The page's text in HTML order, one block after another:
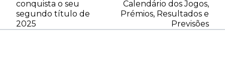
conquista o seu
segundo título de
2025
Calendário dos Jogos,
Prémios, Resultados e
Previsões